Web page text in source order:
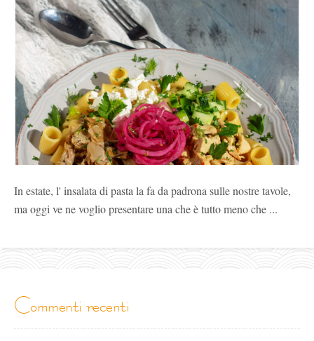
In estate, l' insalata di pasta la fa da padrona sulle nostre tavole,
ma oggi ve ne voglio presentare una che è tutto meno che ...
commenti recenti